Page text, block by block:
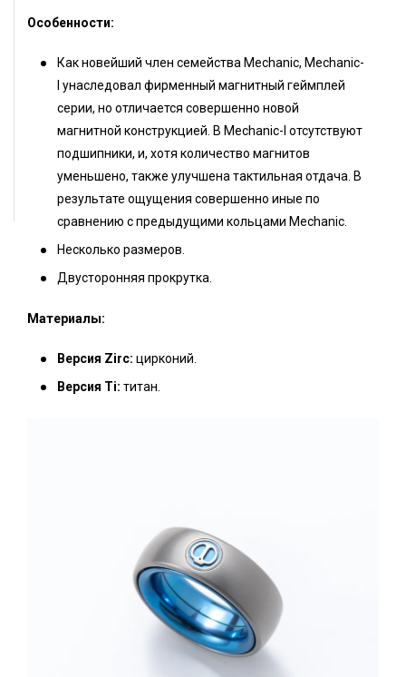
Особенности:
Как новейший член семейства Mechanic, Mechanic-
I унаследовал фирменный магнитный геймплей
серии, но отличается совершенно новой
магнитной конструкцией. В Mechanic-I отсутствуют
подшипники, и, хотя количество магнитов
уменьшено, также улучшена тактильная отдача. В
результате ощущения совершенно иные по
сравнению с предыдущими кольцами Mechanic.
Несколько размеров.
Двусторонняя прокрутка.
Материалы:
Версия Zirc: цирконий.
Версия Ti: титан.